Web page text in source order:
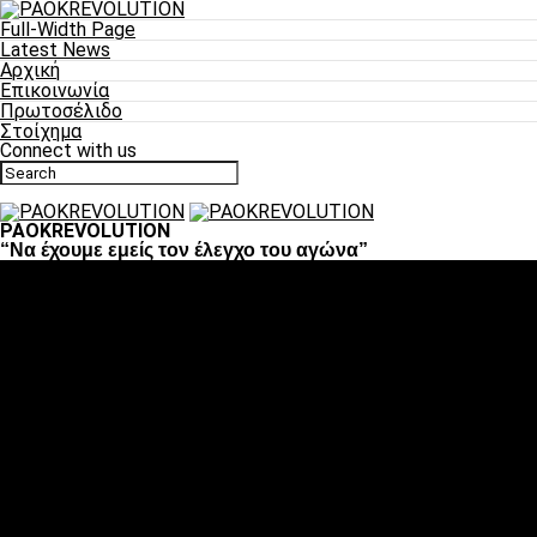
Full-Width Page
Latest News
Αρχική
Επικοινωνία
Πρωτοσέλιδο
Στοίχημα
Connect with us
PAOKREVOLUTION
“Να έχουμε εμείς τον έλεγχο του αγώνα”